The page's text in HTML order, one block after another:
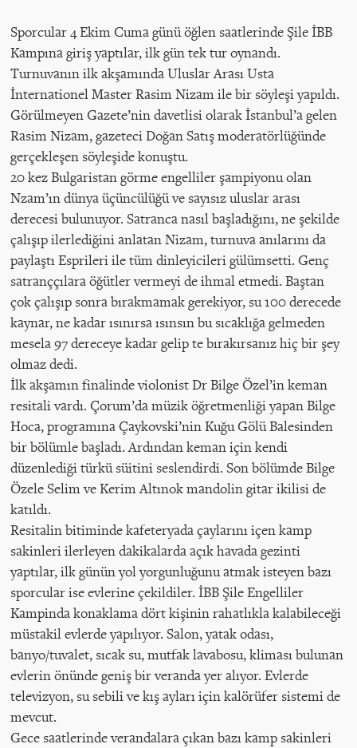
Sporcular 4 Ekim Cuma günü öğlen saatlerinde Şile İBB
Kampına giriş yaptılar, ilk gün tek tur oynandı.
Turnuvanın ilk akşamında Uluslar Arası Usta
İnternationel Master Rasim Nizam ile bir söyleşi yapıldı.
Görülmeyen Gazete’nin davetlisi olarak İstanbul’a gelen
Rasim Nizam, gazeteci Doğan Satış moderatörlüğünde
gerçekleşen söyleşide konuştu.
20 kez Bulgaristan görme engelliler şampiyonu olan
Nzam’ın dünya üçüncülüğü ve sayısız uluslar arası
derecesi bulunuyor. Satranca nasıl başladığını, ne şekilde
çalışıp ilerlediğini anlatan Nizam, turnuva anılarını da
paylaştı Esprileri ile tüm dinleyicileri gülümsetti. Genç
satranççılara öğütler vermeyi de ihmal etmedi. Baştan
çok çalışıp sonra bırakmamak gerekiyor, su 100 derecede
kaynar, ne kadar ısınırsa ısınsın bu sıcaklığa gelmeden
mesela 97 dereceye kadar gelip te bırakırsanız hiç bir şey
olmaz dedi.
İlk akşamın finalinde violonist Dr Bilge Özel’in keman
resitali vardı. Çorum’da müzik öğretmenliği yapan Bilge
Hoca, programına Çaykovski’nin Kuğu Gölü Balesinden
bir bölümle başladı. Ardından keman için kendi
düzenlediği türkü süitini seslendirdi. Son bölümde Bilge
Özele Selim ve Kerim Altınok mandolin gitar ikilisi de
katıldı.
Resitalin bitiminde kafeteryada çaylarını içen kamp
sakinleri ilerleyen dakikalarda açık havada gezinti
yaptılar, ilk günün yol yorgunluğunu atmak isteyen bazı
sporcular ise evlerine çekildiler. İBB Şile Engelliler
Kampinda konaklama dört kişinin rahatlıkla kalabileceği
müstakil evlerde yapılıyor. Salon, yatak odası,
banyo/tuvalet, sıcak su, mutfak lavabosu, kliması bulunan
evlerin önünde geniş bir veranda yer alıyor. Evlerde
televizyon, su sebili ve kış ayları için kalörüfer sistemi de
mevcut.
Gece saatlerinde verandalara çıkan bazı kamp sakinleri